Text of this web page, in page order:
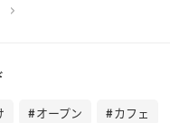
オープン カフェ